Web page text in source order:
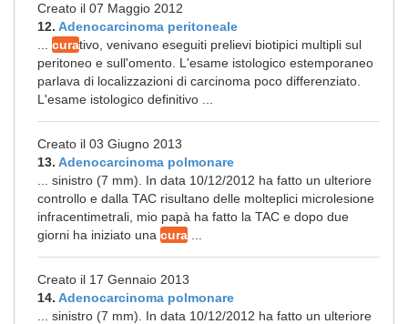
Creato il 07 Maggio 2012
12. Adenocarcinoma peritoneale
curativo, venivano eseguiti prelievi biotipici multipli sul
peritoneo e sull'omento. L'esame istologico estemporaneo
parlava di localizzazioni di carcinoma poco differenziato.
L'esame istologico definitivo ...
Creato il 03 Giugno 2013
13. Adenocarcinoma polmonare
... sinistro (7 mm). In data 10/12/2012 ha fatto un ulteriore
controllo e dalla TAC risultano delle molteplici microlesione
infracentimetrali, mio papà ha fatto la TAC e dopo due
giorni ha iniziato una cura
Creato il 17 Gennaio 2013
14. Adenocarcinoma polmonare
... sinistro (7 mm). In data 10/12/2012 ha fatto un ulteriore